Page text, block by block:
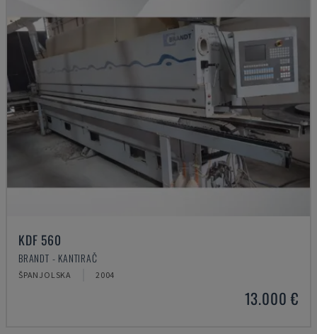
KDF 560
BRANDT - KANTIRAČ
ŠPANJOLSKA 2004
13.000 €